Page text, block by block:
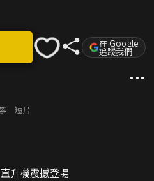
在 Google
追蹤我們
短片
升機震撼登場